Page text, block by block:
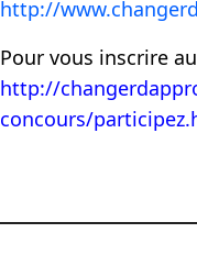
http://
Pour vous inscrire
http://
concours/